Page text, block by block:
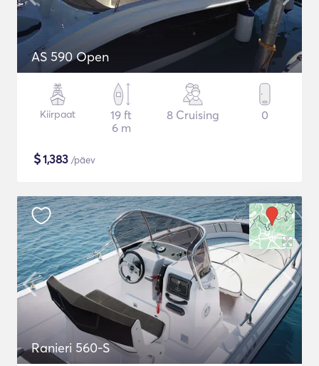
AS 590 Open
Kiirpaat
19 ft
6 m
8 Cruising 0
$1,383 /päev
Ranieri 560-S